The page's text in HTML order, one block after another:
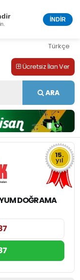
İNDİR
Türkçe
Ücretsiz İlan Ver
ARA
15.
yıl
DOĞRAMA